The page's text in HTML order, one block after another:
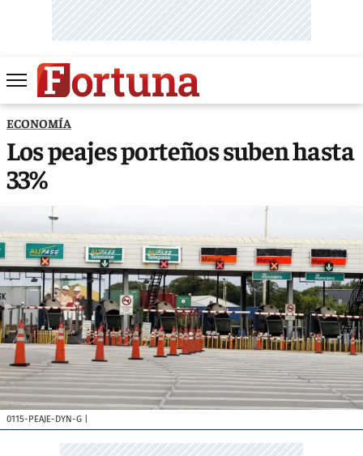
ECONOMÍA
Los peajes porteños suben hasta
33%
0115-PEAJE-DYN-G